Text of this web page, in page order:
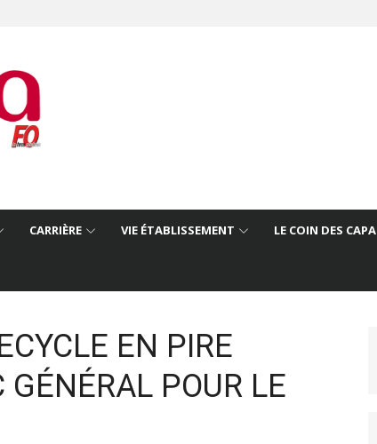
CARRIÈRE VIE ÉTABLISSEMENT LE COIN DES CAPA
EN PIRE
GÉNÉRAL POUR LE